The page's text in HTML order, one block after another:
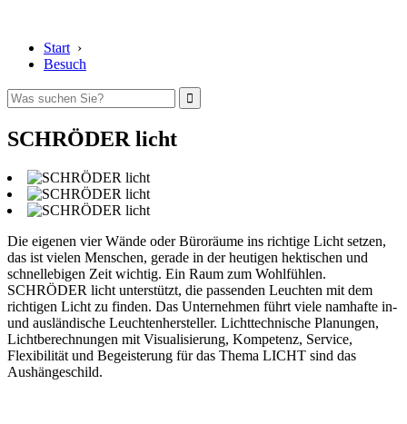
Start ›
Besuch
SCHRÖDER licht
Die eigenen vier Wände oder Büroräume ins richtige Licht setzen,
das ist vielen Menschen, gerade in der heutigen hektischen und
schnellebigen Zeit wichtig. Ein Raum zum Wohlfühlen.
SCHRÖDER licht unterstützt, die passenden Leuchten mit dem
richtigen Licht zu finden. Das Unternehmen führt viele namhafte in-
und ausländische Leuchtenhersteller. Lichttechnische Planungen,
Lichtberechnungen mit Visualisierung, Kompetenz, Service,
Flexibilität und Begeisterung für das Thema LICHT sind das
Aushängeschild.